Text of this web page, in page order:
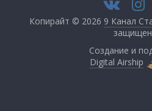
Копирайт © 2026 9 Канал
Создание и
Digital Airship